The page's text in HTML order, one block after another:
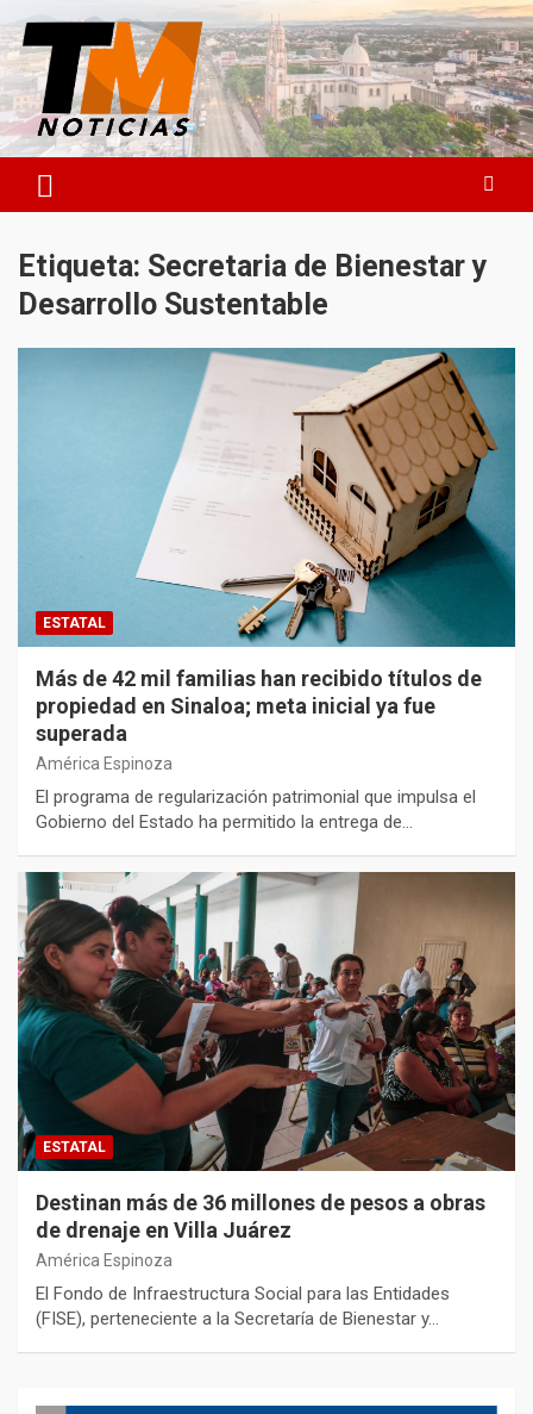
al
contenido
TM Noticias
TM Noticias
Etiqueta: Secretaria de Bienestar y
Desarrollo Sustentable
ESTATAL
Más de 42 mil familias han recibido títulos de
propiedad en Sinaloa; meta inicial ya fue
superada
América Espinoza
El programa de regularización patrimonial que impulsa el
Gobierno del Estado ha permitido la entrega de…
ESTATAL
Destinan más de 36 millones de pesos a obras
de drenaje en Villa Juárez
América Espinoza
El Fondo de Infraestructura Social para las Entidades
(FISE), perteneciente a la Secretaría de Bienestar y…